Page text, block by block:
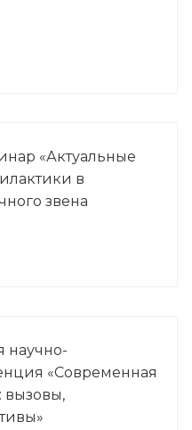
«Актуальные
в
звена
научно-
«Современная
вызовы,